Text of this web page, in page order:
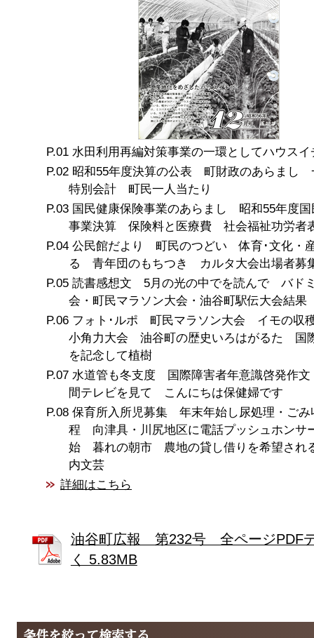
水田利用再編対策事業の一環としてハウスイ
昭和55年度決算の公表 町財政のあらま
特別会計 町民一人当たり
国民健康保険事業のあらまし 昭和55年度国
事業決算 保険料と医療費 社会福祉功労者
公民館だより 町民のつどい 体育･文化・
る 青年団のもちつき カルタ大会出場者募
読書感想文 5月の光の中でを読んで バド
会・町民マラソン大会・油谷町駅伝大会結果
フォト･ルポ 町民マラソン大会 イモの収
小角力大会 油谷町の歴史いろはがるた 国
を記念して植樹
水道管も冬支度 国際障害者年意識啓発作
間テレビを見て こんにちは保健婦です
保育所入所児募集 年末年始し尿処理・ごみ
程 向津具・川尻地区に電話プッシュホンサ
始 暮れの朝市 農地の貸し借りを希望され
内文芸
詳細はこちら
油谷町広報 第232号 全ページPDF
く 5.83MB